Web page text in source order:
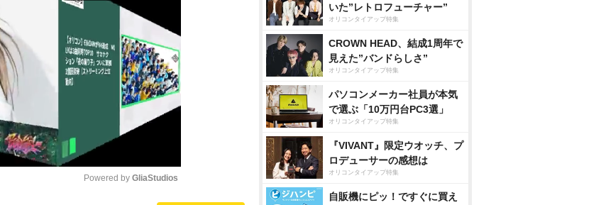
Powered by GliaStudios
いた”レトロフューチャー”
オリコンタイアップ特集
CROWN HEAD、結成1周年で
見えた”バンドらしさ”
オリコンタイアップ特集
パソコンメーカー社員が本気
で選ぶ「10万円台PC3選」
オリコンタイアップ特集
『VIVANT』限定ウオッチ、プ
ロデューサーの感想は
オリコンタイアップ特集
自販機にピッ！ですぐに買え